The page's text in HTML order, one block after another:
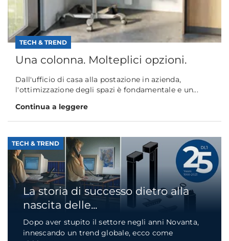
TECH & TREND
Una colonna. Molteplici opzioni.
Dall'ufficio di casa alla postazione in azienda,
l'ottimizzazione degli spazi è fondamentale e un...
Continua a leggere
TECH & TREND
La storia di successo dietro alla
nascita delle...
Dopo aver stupito il settore negli anni Novanta,
innescando un trend globale, ecco come